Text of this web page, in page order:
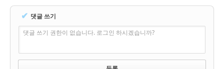
✔ 댓글 쓰기
댓글 쓰기 권한이 없습니다. 로그인 하시겠습니까?